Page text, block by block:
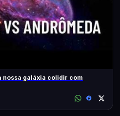
nossa galáxia colidir com